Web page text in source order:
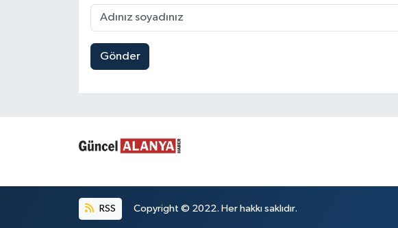
Gönder
RSS Copyright © 2022. Her hakkı saklıdır.